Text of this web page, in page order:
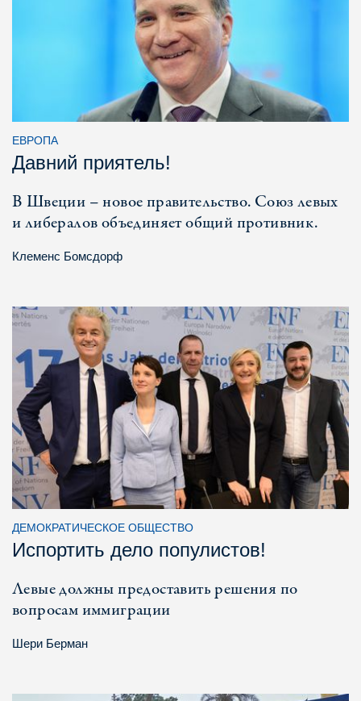
ЕВРОПА
Давний приятель!
В Швеции – новое правительство. Союз левых
и либералов объединяет общий противник.
Клеменс Бомсдорф
ДЕМОКРАТИЧЕСКОЕ ОБЩЕСТВО
Испортить дело популистов!
Левые должны предоставить решения по
вопросам иммиграции
Шери Берман